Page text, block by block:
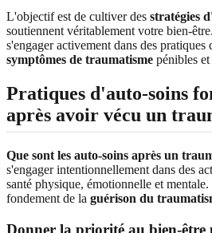
L'objectif est de cultiver des stratégies
soutiennent véritablement votre bien-
s'engager activement dans des
symptômes de traumatisme pénibles
Pratiques d'auto-soins
après avoir vécu un
Que sont les auto-soins après un
s'engager intentionnellement dans des
santé physique, émotionnelle et
fondement de la guérison du
Donner la priorité au bien-être